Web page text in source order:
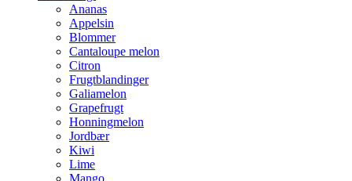
Ananas
Appelsin
Blommer
Cantaloupe melon
Citron
Frugtblandinger
Galiamelon
Grapefrugt
Honningmelon
Jordbær
Kiwi
Lime
Mango